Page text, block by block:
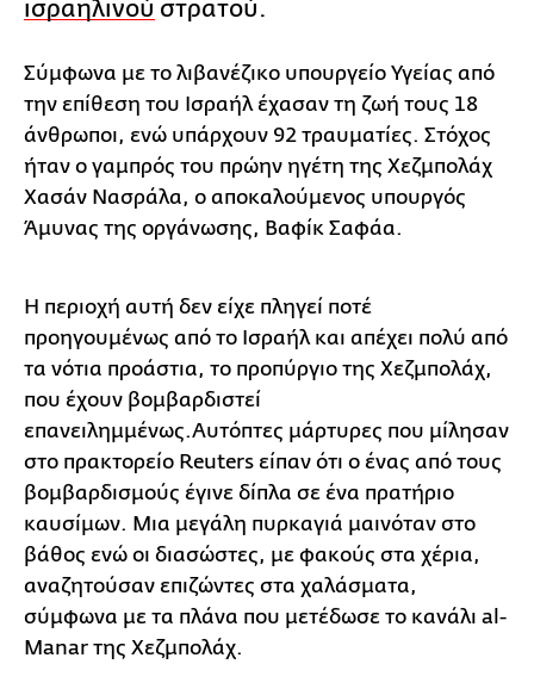
ισραηλινού στρατού.
Σύμφωνα με το λιβανέζικο υπουργείο Υγείας από
την επίθεση του Ισραήλ έχασαν τη ζωή τους 18
άνθρωποι, ενώ υπάρχουν 92 τραυματίες. Στόχος
ήταν ο γαμπρός του πρώην ηγέτη της Χεζμπολάχ
Χασάν Νασράλα, ο αποκαλούμενος υπουργός
Άμυνας της οργάνωσης, Βαφίκ Σαφάα.
Η περιοχή αυτή δεν είχε πληγεί ποτέ
προηγουμένως από το Ισραήλ και απέχει πολύ από
τα νότια προάστια, το προπύργιο της Χεζμπολάχ,
που έχουν βομβαρδιστεί
επανειλημμένως.Αυτόπτες μάρτυρες που μίλησαν
στο πρακτορείο Reuters είπαν ότι ο ένας από τους
βομβαρδισμούς έγινε δίπλα σε ένα πρατήριο
καυσίμων. Μια μεγάλη πυρκαγιά μαινόταν στο
βάθος ενώ οι διασώστες, με φακούς στα χέρια,
αναζητούσαν επιζώντες στα χαλάσματα,
σύμφωνα με τα πλάνα που μετέδωσε το κανάλι al-
Manar της Χεζμπολάχ.